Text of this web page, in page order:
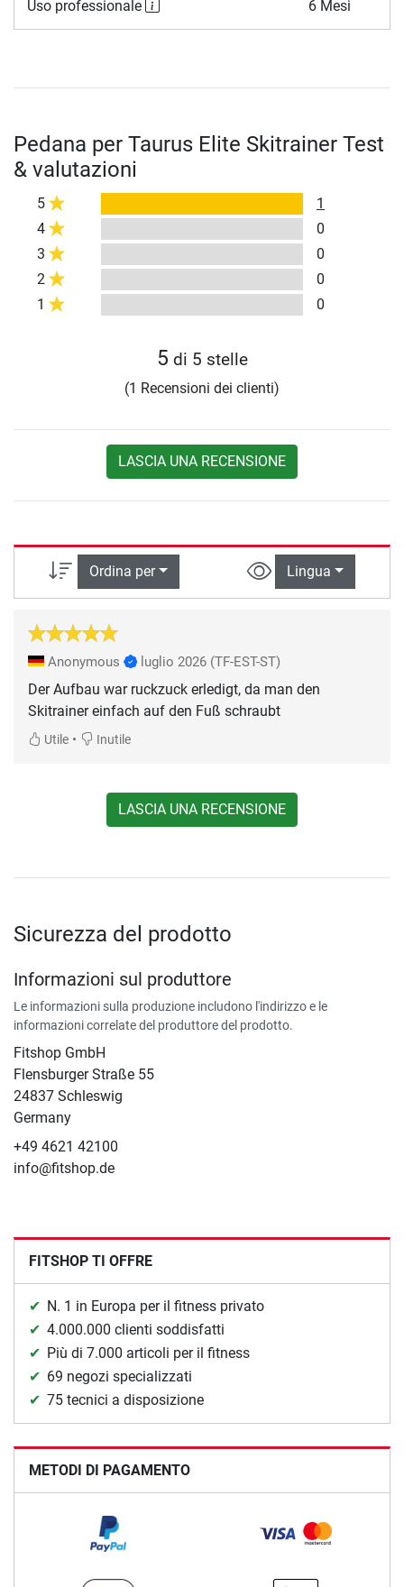
Uso professionale 6 Mesi
Pedana per Taurus Elite Skitrainer Test
& valutazioni
5
1
4
0
3
0
2
0
1
0
5 di 5 stelle
(1 Recensioni dei clienti)
LASCIA UNA RECENSIONE
Ordina per Lingua
Anonymous luglio 2026 (TF-EST-ST)
Der Aufbau war ruckzuck erledigt, da man den
Skitrainer einfach auf den Fuß schraubt
Utile • Inutile
LASCIA UNA RECENSIONE
Sicurezza del prodotto
Informazioni sul produttore
Le informazioni sulla produzione includono l'indirizzo e le
informazioni correlate del produttore del prodotto.
Fitshop GmbH
Flensburger Straße 55
24837 Schleswig
Germany
+49 4621 42100
info@fitshop.de
FITSHOP TI OFFRE
N. 1 in Europa per il fitness privato
4.000.000 clienti soddisfatti
Più di 7.000 articoli per il fitness
69 negozi specializzati
75 tecnici a disposizione
METODI DI PAGAMENTO